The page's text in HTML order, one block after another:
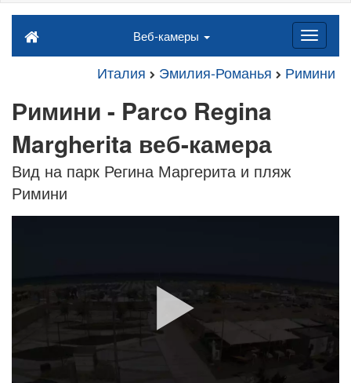
Веб-камеры
Италия Эмилия-Романья Римини
Римини - Parco Regina
Margherita веб-камера
Вид на парк Регина Маргерита и пляж
Римини